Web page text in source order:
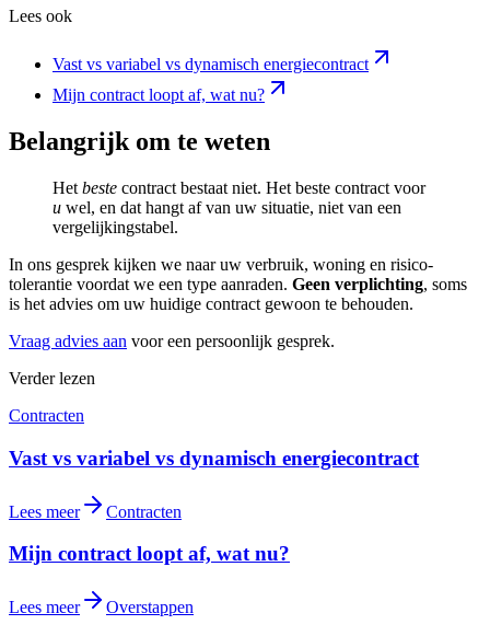
Lees ook
Vast vs variabel vs dynamisch energiecontract
Mijn contract loopt af, wat nu?
Belangrijk om te weten
Het beste contract bestaat niet. Het beste contract voor
u wel, en dat hangt af van uw situatie, niet van een
vergelijkingstabel.
In ons gesprek kijken we naar uw verbruik, woning en risico-
tolerantie voordat we een type aanraden. Geen verplichting, soms
is het advies om uw huidige contract gewoon te behouden.
Vraag advies aan voor een persoonlijk gesprek.
Verder lezen
Contracten
Vast vs variabel vs dynamisch energiecontract
Lees meer Contracten
Mijn contract loopt af, wat nu?
Lees meer Overstappen